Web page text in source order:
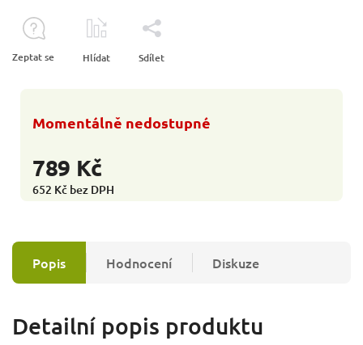
789 Kč
652 Kč bez DPH
Momentálně nedostupné
Zeptat se Hlídat Sdílet
Popis Hodnocení Diskuze
Detailní popis produktu